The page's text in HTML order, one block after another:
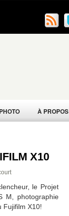
À PROPOS
X10
le Projet
M, photographie
Fujifilm X10!